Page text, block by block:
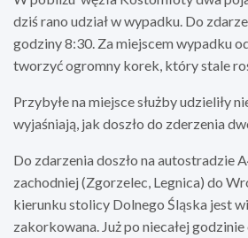
dziś rano udział w wypadku. Do
godziny 8:30. Za miejscem wypadku
tworzyć ogromny korek, który stale
Przybyłe na miejsce służby udzieliły
wyjaśniają, jak doszło do zderzenia
Do zdarzenia doszło na autostradzie
zachodniej (Zgorzelec, Legnica) do
kierunku stolicy Dolnego Śląska jest
zakorkowana. Już po niecałej